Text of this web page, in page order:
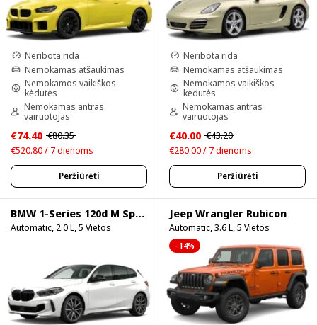
Neribota rida
Nemokamas atšaukimas
Nemokamos vaikiškos
kėdutės
Nemokamas antras
vairuotojas
€74.40 €80.35
€520.80 / 7 dienoms
Peržiūrėti
Neribota rida
Nemokamas atšaukimas
Nemokamos vaikiškos
kėdutės
Nemokamas antras
vairuotojas
€40.00 €43.20
€280.00 / 7 dienoms
Peržiūrėti
BMW 1-Series 120d M Sport Pro
Automatic, 2.0 L, 5 Vietos
Jeep Wrangler Rubicon
Automatic, 3.6 L, 5 Vietos
–14%